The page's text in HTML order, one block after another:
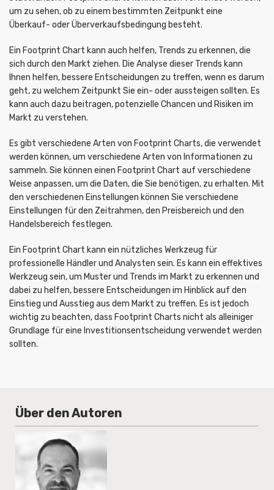
um zu sehen, ob zu einem bestimmten Zeitpunkt eine
Überkauf- oder Überverkaufsbedingung besteht.
Ein Footprint Chart kann auch helfen, Trends zu erkennen, die
sich durch den Markt ziehen. Die Analyse dieser Trends kann
Ihnen helfen, bessere Entscheidungen zu treffen, wenn es darum
geht, zu welchem Zeitpunkt Sie ein- oder aussteigen sollten. Es
kann auch dazu beitragen, potenzielle Chancen und Risiken im
Markt zu verstehen.
Es gibt verschiedene Arten von Footprint Charts, die verwendet
werden können, um verschiedene Arten von Informationen zu
sammeln. Sie können einen Footprint Chart auf verschiedene
Weise anpassen, um die Daten, die Sie benötigen, zu erhalten. Mit
den verschiedenen Einstellungen können Sie verschiedene
Einstellungen für den Zeitrahmen, den Preisbereich und den
Handelsbereich festlegen.
Ein Footprint Chart kann ein nützliches Werkzeug für
professionelle Händler und Analysten sein. Es kann ein effektives
Werkzeug sein, um Muster und Trends im Markt zu erkennen und
dabei zu helfen, bessere Entscheidungen im Hinblick auf den
Einstieg und Ausstieg aus dem Markt zu treffen. Es ist jedoch
wichtig zu beachten, dass Footprint Charts nicht als alleiniger
Grundlage für eine Investitionsentscheidung verwendet werden
sollten.
Über den Autoren